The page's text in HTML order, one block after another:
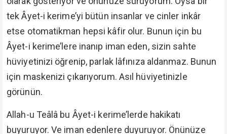
tek Âyet-i kerime’yi bütün insanlar ve cinler inkâr
etse otomatikman hepsi kâfir olur. Bunun için bu
Âyet-i kerime’lere inanıp iman eden, sizin sahte
hüviyetinizi öğrenip, parlak lâfınıza aldanmaz. Bunun
için maskenizi çıkarıyorum. Asıl hüviyetinizle
görünün.
Allah-u Teâlâ bu Âyet-i kerime’lerde hakikatı
buyuruyor. Ve iman edenlere duyuruyor. Önünüze